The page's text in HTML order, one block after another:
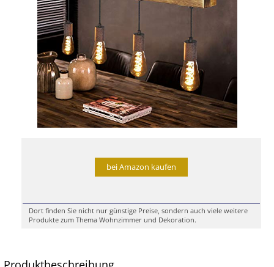
bei Amazon kaufen
Dort finden Sie nicht nur günstige Preise, sondern auch viele weitere
Produkte zum Thema Wohnzimmer und Dekoration.